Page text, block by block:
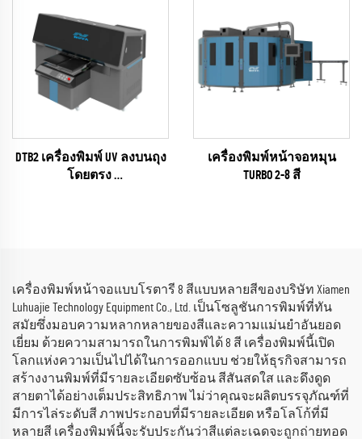
DTB2 เครื่องพิมพ์ UV ลงบนถุง
โดยตรง
เครื่องพิมพ์หน้าจอหมุน
TURBO 2-8 สี
เครื่องพิมพ์หน้าจอแบบโรตารี 8 สีแบบหลายสีของบริษัท Xiamen
Luhuajie Technology Equipment Co., Ltd. เป็นโซลูชันการพิมพ์ที่ทัน
สมัยซึ่งมอบความหลากหลายของสีและความแม่นยำอันยอด
เยี่ยม ด้วยความสามารถในการพิมพ์ได้ 8 สี เครื่องพิมพ์นี้เปิด
โลกแห่งความเป็นไปได้ในการออกแบบ ช่วยให้ธุรกิจสามารถ
สร้างงานพิมพ์ที่มีรายละเอียดซับซ้อน สีสันสดใส และดึงดูด
สายตาได้อย่างเต็มประสิทธิภาพ ไม่ว่าคุณจะผลิตบรรจุภัณฑ์ที่
มีการไล่ระดับสี ภาพประกอบที่มีรายละเอียด หรือโลโก้ที่มี
หลายสี เครื่องพิมพ์นี้จะรับประกันว่าสีแต่ละเฉดจะถูกถ่ายทอด